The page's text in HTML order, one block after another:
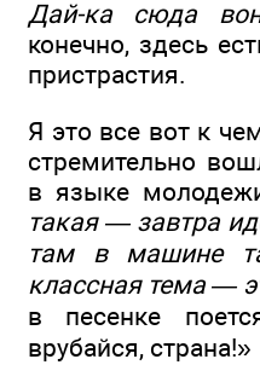
Дай-ка сюда
конечно, здесь
пристрастия.
Я это все вот к
стремительно
в языке
такая — завтра
там в машине
классная тема —
в песенке
врубайся, страна!»